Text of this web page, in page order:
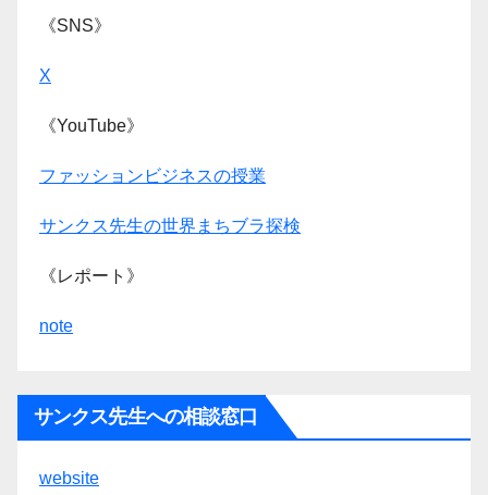
《SNS》
X
《YouTube》
ファッションビジネスの授業
サンクス先生の世界まちブラ探検
《レポート》
note
サンクス先生への相談窓口
website